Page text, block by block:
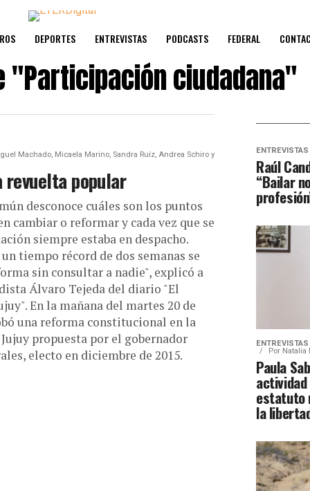
DEPORTES ENTREVISTAS PODCASTS FEDERAL
"Participación ciudadana"
Machado, Micaela Marino, Sandra Ruíz, Andrea Schiro y
revuelta popular
desconoce cuáles son los puntos
cambiar o reformar y cada vez que se
siempre estaba en despacho.
tiempo récord de dos semanas se
sin consultar a nadie", explicó a
Álvaro Tejeda del diario "El
En la mañana del martes 20 de
una reforma constitucional en la
propuesta por el gobernador
electo en diciembre de 2015.
ENTREVISTAS
Raúl
“Bailar
ENTREVISTAS
Por Natalia
Paula
estatuto
la